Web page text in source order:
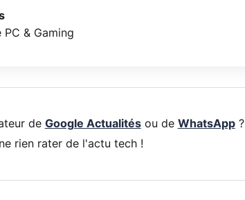
PC & Gaming
de Google Actualitésou de WhatsApp?
rien rater de l'actu tech !